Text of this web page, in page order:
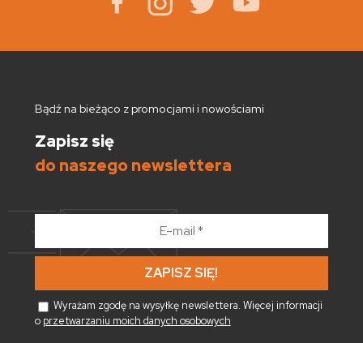
Bądź na bieżąco z promocjami i nowościami
Zapisz się
do naszego newslettera
*
Wyrażam zgodę na wysyłkę newslettera. Więcej informacji
o przetwarzaniu moich danych osobowych